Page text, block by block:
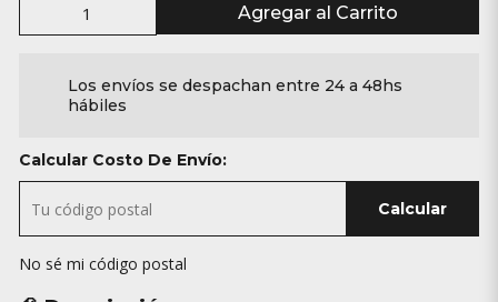
Agregar al Carrito
Los envíos se despachan entre 24 a 48hs
hábiles
Calcular Costo De Envío:
Calcular
No sé mi código postal